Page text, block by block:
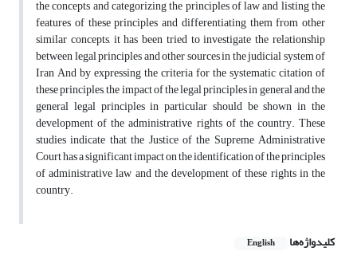
the concepts and categorizing the principles of law and listing the
features of these principles and differentiating them from other
similar concepts, it has been tried to investigate the relationship
between legal principles and other sources in the judicial system of
Iran And by expressing the criteria for the systematic citation of
these principles, the impact of the legal principles in general and the
general legal principles in particular should be shown in the
development of the administrative rights of the country. These
studies indicate that the Justice of the Supreme Administrative
Court has a significant impact on the identification of the principles
of administrative law and the development of these rights in the
country.
کلیدواژه‌ها English